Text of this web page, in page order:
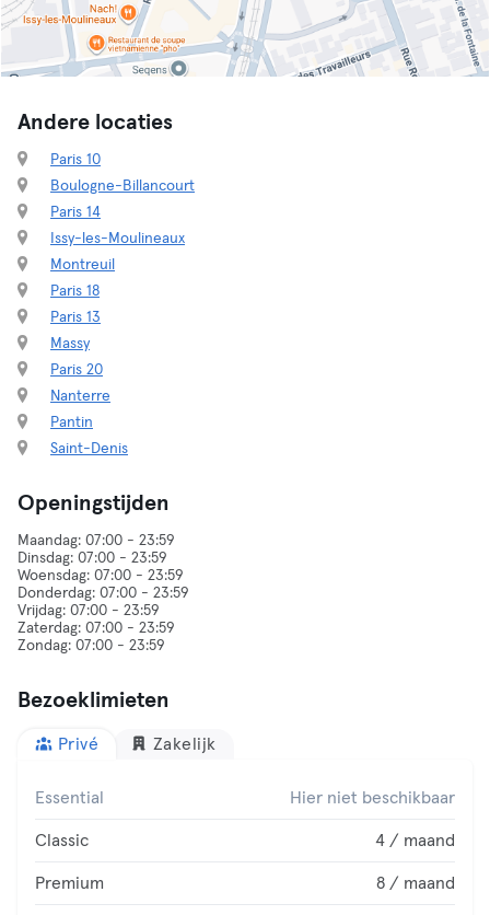
Andere locaties
Paris 10
Boulogne-Billancourt
Paris 14
Issy-les-Moulineaux
Montreuil
Paris 18
Paris 13
Massy
Paris 20
Nanterre
Pantin
Saint-Denis
Openingstijden
Maandag: 07:00 - 23:59
Dinsdag: 07:00 - 23:59
Woensdag: 07:00 - 23:59
Donderdag: 07:00 - 23:59
Vrijdag: 07:00 - 23:59
Zaterdag: 07:00 - 23:59
Bezoeklimieten
Privé Zakelijk
Essential Hier niet beschikbaar
Classic 4 / maand
Premium 8 / maand